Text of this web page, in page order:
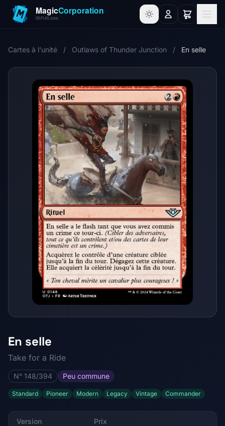
Cartes à l'unité / Outlaws of Thunder Junction / En selle
En selle
Take for a Ride
N° 148/394 Peu commune
Standard Pioneer Modern Legacy Vintage Commander
Version Prix